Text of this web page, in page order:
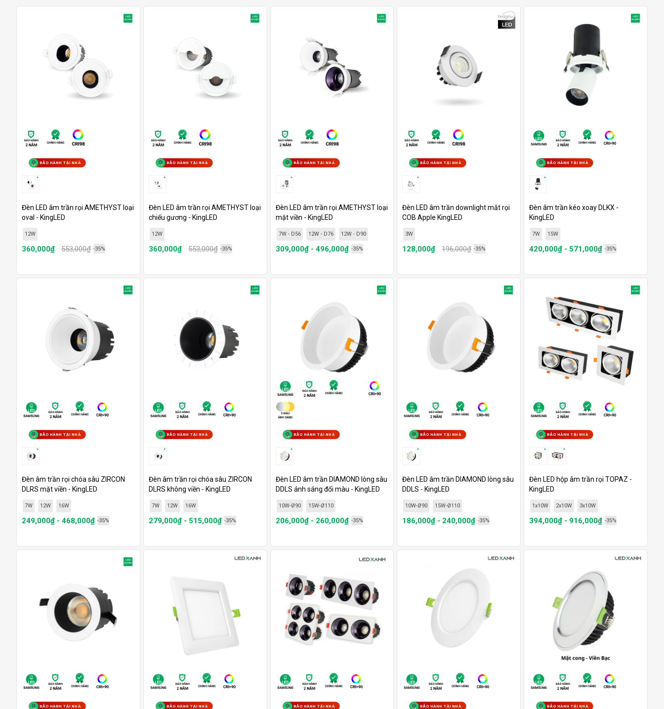
BẢO HÀNH TẠI NHÀ
Đèn LED âm trần rọi AMETHYST loại
oval - KingLED
12W
360,000₫ 553,000₫ -35%
BẢO HÀNH TẠI NHÀ
Đèn LED âm trần rọi AMETHYST loại
chiếu gương - KingLED
12W
360,000₫ 553,000₫ -35%
BẢO HÀNH TẠI NHÀ
Đèn LED âm trần rọi AMETHYST loại
mặt viền - KingLED
7W - D56 12W - D76 12W - D90
309,000₫ - 496,000₫ -35%
BẢO HÀNH TẠI NHÀ
Đèn LED âm trần downlight mắt rọi
COB Apple KingLED
3W
128,000₫ 196,000₫ -35%
BẢO HÀNH TẠI NHÀ
Đèn âm trần kéo xoay DLKX -
KingLED
7W 15W
420,000₫ - 571,000₫ -35%
BẢO HÀNH TẠI NHÀ
Đèn âm trần rọi chóa sâu ZIRCON
DLRS mặt viền - KingLED
7W 12W 16W
249,000₫ - 468,000₫ -35%
BẢO HÀNH TẠI NHÀ
Đèn âm trần rọi chóa sâu ZIRCON
DLRS không viền - KingLED
7W 12W 16W
279,000₫ - 515,000₫ -35%
BẢO HÀNH TẠI NHÀ
Đèn LED âm trần DIAMOND lòng sâu
DDLS ánh sáng đổi màu - KingLED
10W-Ø90 15W-Ø110
206,000₫ - 260,000₫ -35%
BẢO HÀNH TẠI NHÀ
Đèn LED âm trần DIAMOND lòng sâu
DDLS - KingLED
10W-Ø90 15W-Ø110
186,000₫ - 240,000₫ -35%
BẢO HÀNH TẠI NHÀ
Đèn LED hộp âm trần rọi TOPAZ -
KingLED
1x10W 2x10W 3x10W
394,000₫ - 916,000₫ -35%
BẢO HÀNH TẠI NHÀ BẢO HÀNH TẠI NHÀ BẢO HÀNH TẠI NHÀ BẢO HÀNH TẠI NHÀ BẢO HÀNH TẠI NHÀ